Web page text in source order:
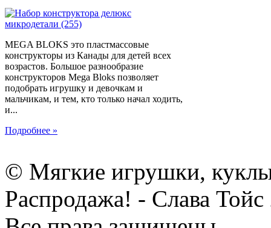
MEGA BLOKS это пластмассовые
конструкторы из Канады для детей всех
возрастов. Большое разнообразие
конструкторов Mega Bloks позволяет
подобрать игрушку и девочкам и
мальчикам, и тем, кто только начал ходить,
и...
Подробнее »
© Мягкие игрушки,
Распродажа! - Слава Тойс